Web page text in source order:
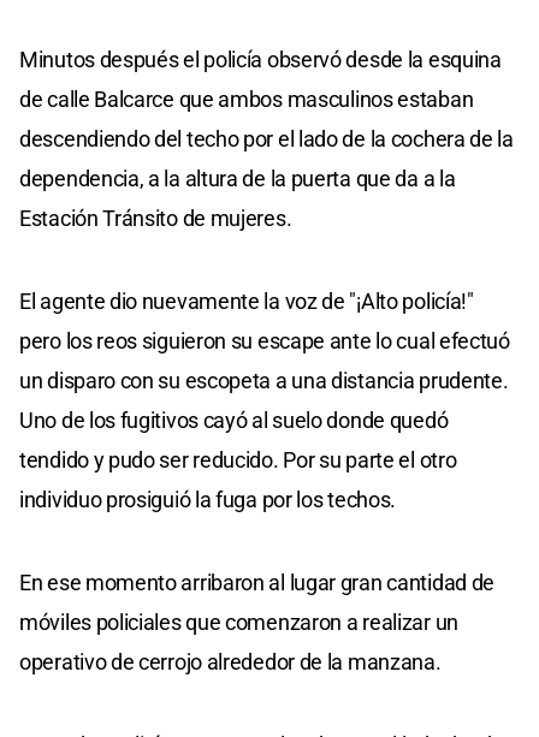
Minutos después el policía observó desde la esquina
de calle Balcarce que ambos masculinos estaban
descendiendo del techo por el lado de la cochera de la
dependencia, a la altura de la puerta que da a la
Estación Tránsito de mujeres.
El agente dio nuevamente la voz de "¡Alto policía!"
pero los reos siguieron su escape ante lo cual efectuó
un disparo con su escopeta a una distancia prudente.
Uno de los fugitivos cayó al suelo donde quedó
tendido y pudo ser reducido. Por su parte el otro
individuo prosiguió la fuga por los techos.
En ese momento arribaron al lugar gran cantidad de
móviles policiales que comenzaron a realizar un
operativo de cerrojo alrededor de la manzana.